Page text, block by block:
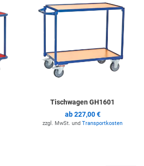
Tischwagen GH1601
ab227,00 €
zzgl. MwSt. und Transportkosten